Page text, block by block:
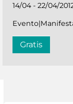
14/04 - 22/04/
Gratis